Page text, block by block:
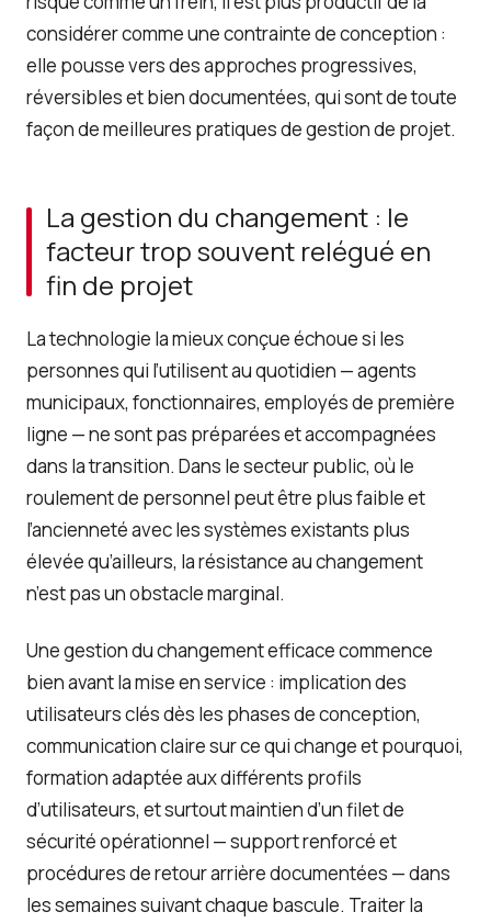
considérer comme une contrainte de conception :
elle pousse vers des approches progressives,
réversibles et bien documentées, qui sont de toute
façon de meilleures pratiques de gestion de projet.
La gestion du changement : le
facteur trop souvent relégué en
fin de projet
La technologie la mieux conçue échoue si les
personnes qui l’utilisent au quotidien — agents
municipaux, fonctionnaires, employés de première
ligne — ne sont pas préparées et accompagnées
dans la transition. Dans le secteur public, où le
roulement de personnel peut être plus faible et
l’ancienneté avec les systèmes existants plus
élevée qu’ailleurs, la résistance au changement
n’est pas un obstacle marginal.
Une gestion du changement efficace commence
bien avant la mise en service : implication des
utilisateurs clés dès les phases de conception,
communication claire sur ce qui change et pourquoi,
formation adaptée aux différents profils
d’utilisateurs, et surtout maintien d’un filet de
sécurité opérationnel — support renforcé et
procédures de retour arrière documentées — dans
les semaines suivant chaque bascule. Traiter la